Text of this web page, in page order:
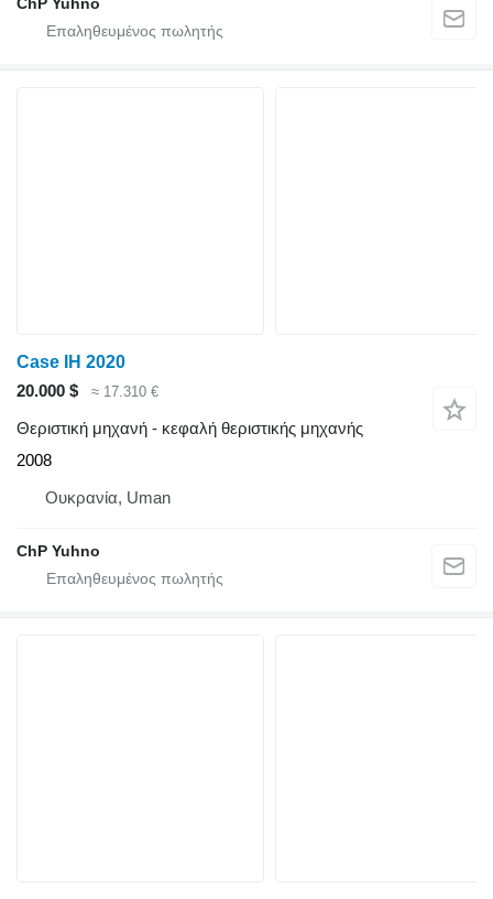
Case IH 2020
20.000 $
≈ 17.310 €
Θεριστική μηχανή - κεφαλή θεριστικής μηχανής
2008
Ουκρανία, Uman
ChP Yuhno